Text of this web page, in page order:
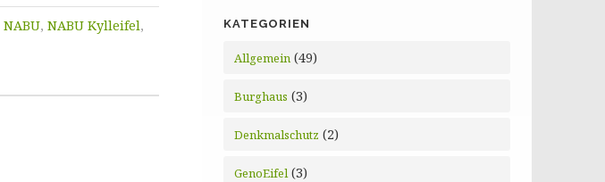
NABU, NABU Kylleifel,
KATEGORIEN
Allgemein (49)
Burghaus (3)
Denkmalschutz (2)
GenoEifel(3)